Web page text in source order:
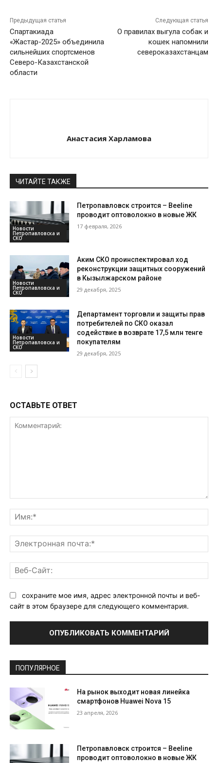
Предыдущая статья
Спартакиада
«Жастар-2025» объединила
сильнейших спортсменов
Северо-Казахстанской
области
Следующая статья
О правилах выгула собак и
кошек напомнили
североказахстанцам
Анастасия Харламова
ЧИТАЙТЕ ТАКЖЕ
Новости
Петропавловска и
СКО
Петропавловск строится – Beeline
проводит оптоволокно в новые ЖК
17 февраля, 2026
Новости
Петропавловска и
СКО
Аким СКО проинспектировал ход
реконструкции защитных сооружений
в Кызылжарском районе
29 декабря, 2025
Новости
Петропавловска и
СКО
Департамент торговли и защиты прав
потребителей по СКО оказал
содействие в возврате 17,5 млн тенге
покупателям
29 декабря, 2025
ОСТАВЬТЕ ОТВЕТ
сохраните мое имя, адрес электронной почты и веб-
сайт в этом браузере для следующего комментария.
ПОПУЛЯРНОЕ
На рынок выходит новая линейка
смартфонов Huawei Nova 15
23 апреля, 2026
Петропавловск строится – Beeline
проводит оптоволокно в новые ЖК